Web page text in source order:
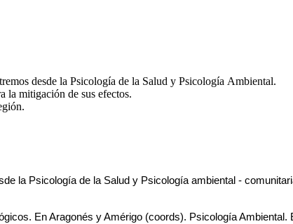
desde la Psicología de la Salud y Psicología Ambiental.
la mitigación de sus efectos.
la Psicología de la Salud y Psicología ambiental -
En Aragonés y Amérigo (coords). Psicología Ambiental.